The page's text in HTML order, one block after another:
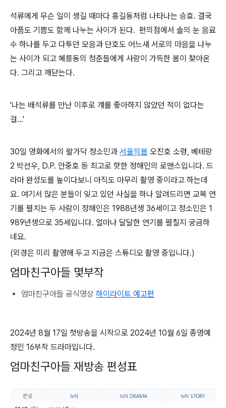
석류에게 무슨 일이 생길 때마다 홍길동처럼 나타나는 승효. 결국
아픔도 기쁨도 함께 나누는 사이가 된다. 편의점에서 솔의 눈 음료
수 하나를 두고 다투던 모음과 단호도 어느새 서로의 마음을 나누
는 사이가 되고 혜릉동의 청춘들에게 사랑이 가득한 봄이 찾아온
다. 그리고 깨닫는다.
'나는 배석류를 만난 이후로 걔를 좋아하지 않았던 적이 없다는
걸...'
30일 영화에서의 왈가닥 정소민과 서울의봄 오진호 소령, 베테랑
2 박선우, D.P. 안중호 등 최고로 핫한 정해인의 로맨스입니다. 드
라마 완성도를 높이다보니 아직도 마무리 촬영 중이라고 하는데
요. 여기서 많은 분들이 잊고 있던 사실을 하나 알려드리면 교복 연
기를 펼치는 두 사람이 정해인은 1988년생 36세이고 정소민은 1
989년생으로 35세입니다. 얼마나 달달한 연기를 펼칠지 궁금하
네요.
(외경은 미리 촬영해 두고 지금은 스튜디오 촬영 중입니다.)
엄마친구아들 몇부작
엄마친구아들 공식영상 하이라이트 예고편
2024년 8월 17일 첫방송을 시작으로 2024년 10월 6일 종영예
정인 16부작 드라마입니다.
엄마친구아들 재방송 편성표